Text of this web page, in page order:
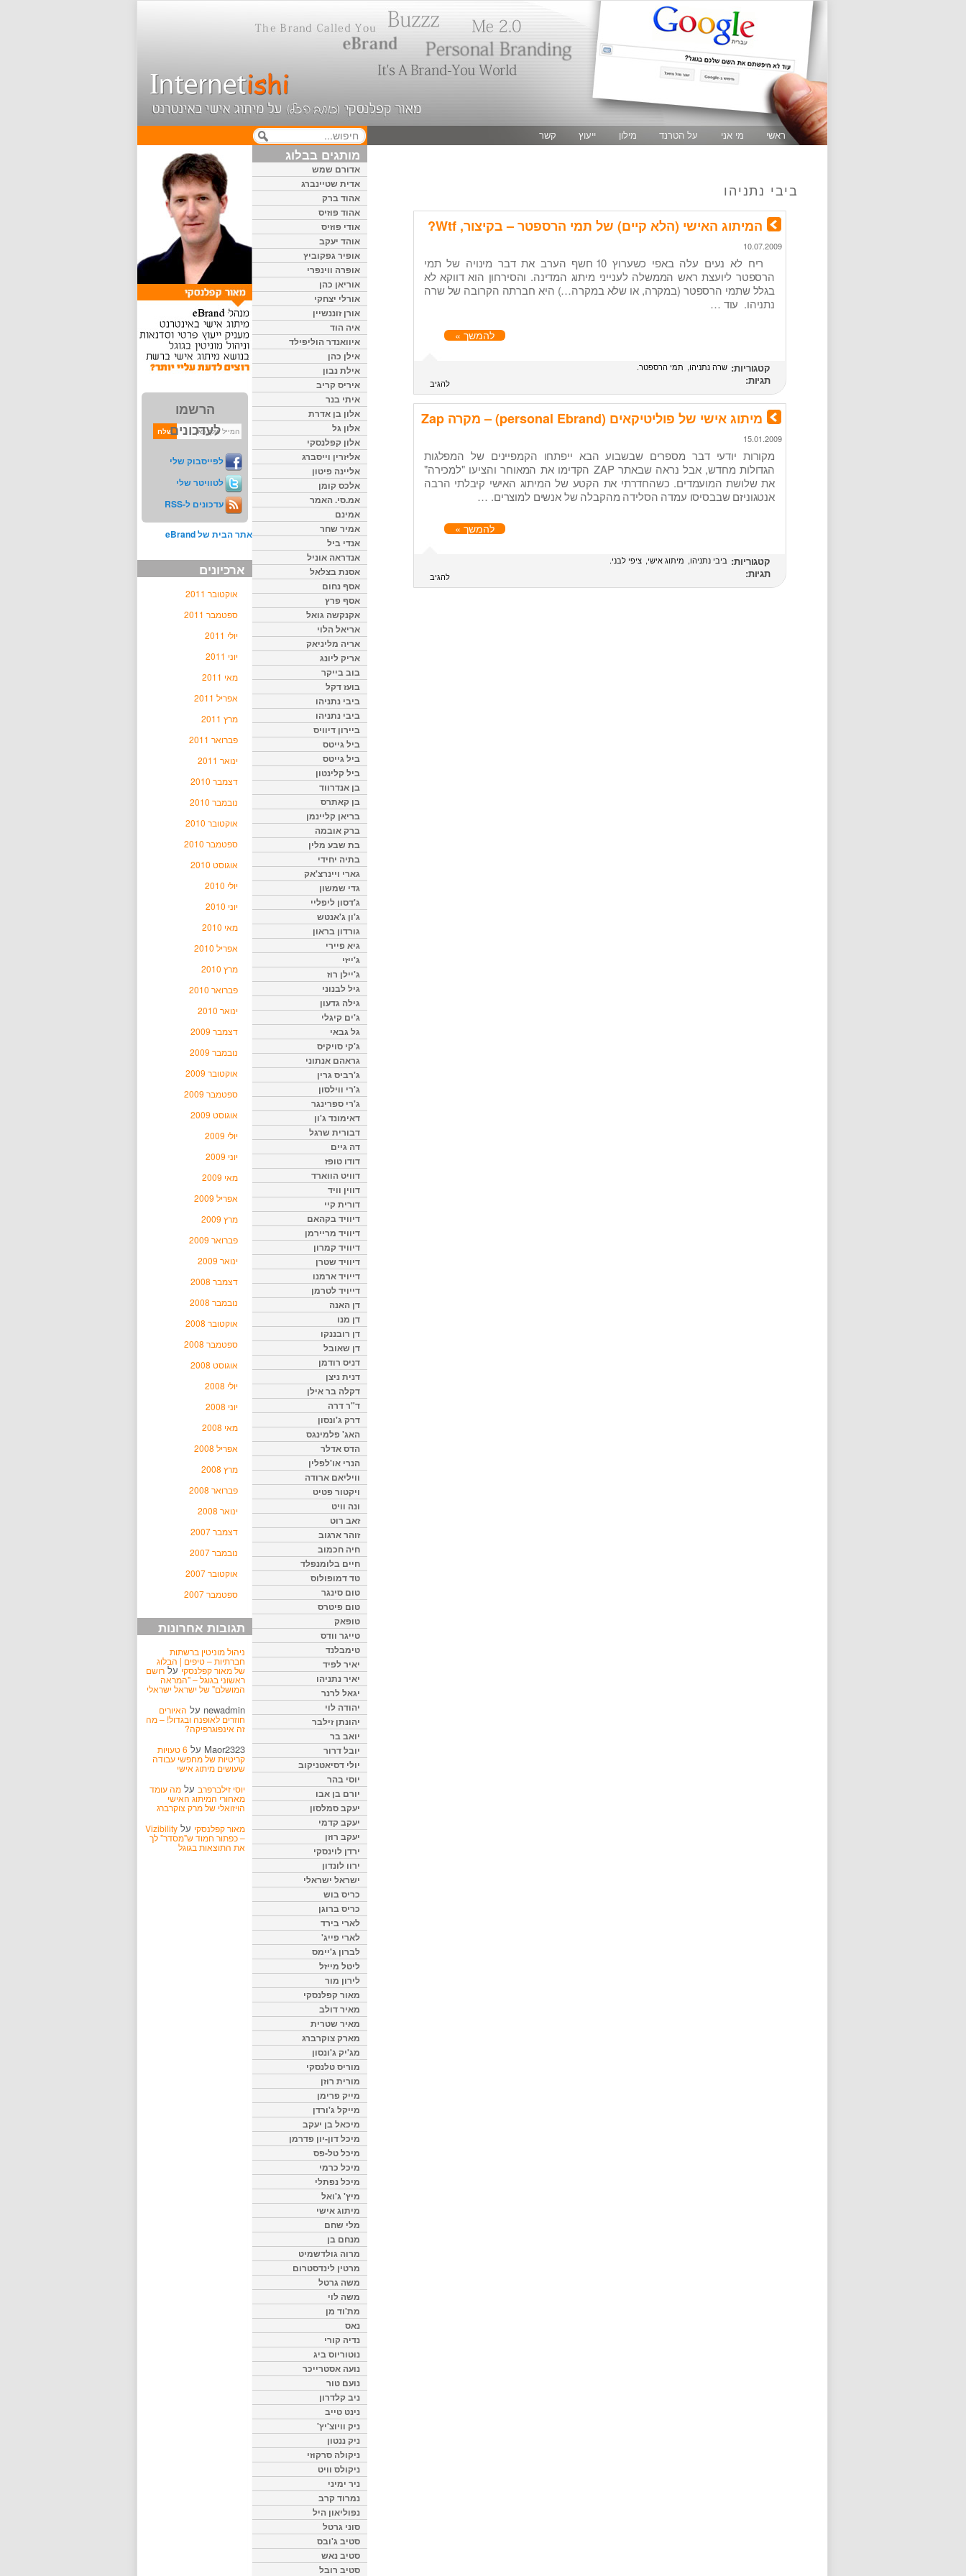
ראשי מי אני על הטרנד מילון ייעוץ קשר
ביבי נתניהו
המיתוג האישי (הלא קיים) של תמי הרספטר – בקיצור, Wtf?
10.07.2009
ריח לא נעים עלה באפי כשערוץ 10 חשף הערב את דבר מינויה של תמי
הרספטר ליועצת ראש הממשלה לענייני מיתוג המדינה. והסירחון הוא דווקא לא
בגלל שתמי הרספטר (במקרה, או שלא במקרה…) היא חברתה הקרובה של שרה
נתניהו. עוד …
להמשך »
קטגוריות: שרה נתניהו תמי הרספטר
תגיות: להגיב
מיתוג אישי של פוליטיקאים (personal Ebrand) – מקרה Zap
15.01.2009
מקורות יודעי דבר מספרים שבשבוע הבא ייפתחו הקמפיינים של המפלגות
הגדולות מחדש, אבל נראה שבאתר ZAP הקדימו את המאוחר והציעו "למכירה"
את שלושת המועמדים. כשהחדרתי את הקטע של המיתוג האישי קיבלתי הרבה
אנטגוניזם שבבסיסו עמדה הסלידה מהקבלה של אנשים למוצרים. …
להמשך »
קטגוריות: ביבי נתניהו מיתוג אישי ציפי לבני
תגיות: להגיב
הרשמו
לעדכונים
לפייסבוק שלי
לטוויטר שלי
עדכונים ל-RSS
אתר הבית של eBrand
ארכיונים
אוקטובר 2011
ספטמבר 2011
יולי 2011
יוני 2011
מאי 2011
אפריל 2011
מרץ 2011
פברואר 2011
ינואר 2011
דצמבר 2010
נובמבר 2010
אוקטובר 2010
ספטמבר 2010
אוגוסט 2010
יולי 2010
יוני 2010
מאי 2010
אפריל 2010
מרץ 2010
פברואר 2010
ינואר 2010
דצמבר 2009
נובמבר 2009
אוקטובר 2009
ספטמבר 2009
אוגוסט 2009
יולי 2009
יוני 2009
מאי 2009
אפריל 2009
מרץ 2009
פברואר 2009
ינואר 2009
דצמבר 2008
נובמבר 2008
אוקטובר 2008
ספטמבר 2008
אוגוסט 2008
יולי 2008
יוני 2008
מאי 2008
אפריל 2008
מרץ 2008
פברואר 2008
ינואר 2008
דצמבר 2007
נובמבר 2007
אוקטובר 2007
ספטמבר 2007
תגובות אחרונות
ניהול מוניטין ברשתות
חברתיות – טיפים | הבלוג
של מאור קפלנסקיעל רושם
ראשוני בגוגל – "המראה
המושלם" של ישראל ישראלי
newadmin על האיורים
חוזרים לאופנה ובגדול! – מה
זה אינפוגרפיקה?
Maor2323 על 6 טעויות
קריטיות של מחפשי עבודה
שעושים מיתוג אישי
יוסי זילברפרב על מה עומד
מאחורי המיתוג האישי
הויזואלי של מרק צוקרברג
מאור קפלנסקי על Vizibility
– כפתור חמוד ש"מסדר" לך
את התוצאות בגוגל
מותגים בבלוג
אדורם שמש
אדית שטיינברג
אהוד ברק
אהוד פוזיס
אודי פוזיס
אוהד יעקב
אופיר גפקוביץ
אופרה ווינפרי
אוריאן כהן
אורלי יצחקי
אורן זוננשיין
איה הוד
איוואנדר הוליפילד
אילן כהן
אילת נבון
איריס קריב
איתי בנר
אלון בן אדרת
אלון גל
אלון קפלנסקי
אליזרין וייסברג
אליינה פיטון
אלכס קומן
אמ.סי. האמר
אמינם
אמיר שחר
אנדי ביל
אנדראה אוניל
אסנת בצלאל
אסף נחום
אסף פרץ
אקנקשה גואל
אריאל הלוי
אריה מליניאק
אריק ליונג
בוב בייקר
בועז דקל
ביבי נתניהו
ביבי נתניהו
ביירון דיוויס
ביל גייטס
ביל גייטס
ביל קלינטון
בן אנדרווד
בן קאתרס
בריאן קליינמן
ברק אובמה
בת שבע מלין
בתיה יחידי
גארי ויינרצ'אק
גדי שמשון
ג'דסון ליפליי
ג'ון ג'אנטש
גורדון בראון
גיא פיירי
ג'ייזי
ג'יילן רוז
גיל לבנוני
גילה גדעון
ג'ים קיגלי
גל גבאי
ג'קי סויקיס
גראהם אנתוני
ג'רביס גרין
ג'רי ווילסון
ג'רי ספרינגר
דאימונד ג'ון
דבורית שרגל
דה גיים
דודו טופז
דוויט הווארד
דווין וויד
דורית קיי
דיוויד בקהאם
דיוויד מריירמן
דיוויד קמרון
דיוויד שטרן
דייויד ארמנו
דייויד לטרמן
דן האנה
דן מנו
דן רובננקו
דן שאובל
דניס רודמן
דנית ניצן
דקלה בר אילן
ד"ר דרה
דרק ג'ונסון
האג' פלמינגס
הדס אדלר
הנרי או'לפלין
וויליאם ארודה
ויקטור פטיט
ונה וויט
זאב רוט
זוהר ארגוב
חיה חכמוב
חיים בלומנפלד
טד דמופולוס
טום סינגר
טום פיטרס
טופאק
טייגר וודס
טימבלנד
יאיר לפיד
יאיר נתניהו
יגאל לרנר
יהודה לוי
יהונתן זילבר
יואב בר
יובל דרור
יולי דסיאטניקוב
יוסי בהר
יורם בן אבו
יעקב סמלסון
יעקב קדמי
יעקב רוזן
ירדן לוינסקי
ירוו לונדון
ישראל ישראלי
כריס בוש
כריס ברוגן
לארי בירד
לארי פייג'
לברון ג'יימס
ליטל מייזל
לירון מור
מאור קפלנסקי
מאיר דולב
מאיר שטרית
מארק צוקרברג
מג'יק ג'ונסון
מוריס טלנסקי
מורית רוזן
מייק פרימן
מייקל ג'ורדן
מיכאל בן יעקב
מיכל דון-יון פדרמן
מיכל טל-פס
מיכל כרמי
מיכל נפתלי
מיץ' ג'ואל
מיתוג אישי
מלי שחם
מנחם בן
מרוה גולדשמיט
מרטין לינדסטרום
משה גרטל
משה לוי
מת'וד מן
נאס
נדיה קורי
נוטוריוס ביג
נועה אסטרייכר
נועם טור
ניב קלדרון
נינט טייב
ניק וויוצ'יץ'
ניק ננטון
ניקולה סרקוזי
ניקולס וויט
ניר ימיני
נמרוד קרב
נפוליאון היל
סוני גרטל
סטיב ג'ובס
סטיב נאש
סטיב רובל